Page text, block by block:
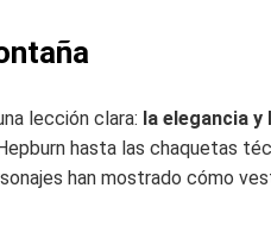
lección clara: la elegancia
hasta las chaquetas
han mostrado cómo